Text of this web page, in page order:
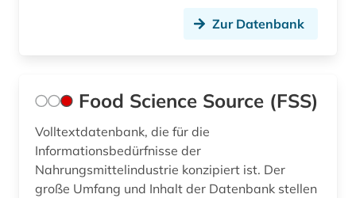
Zur Datenbank
Food Science Source (FSS)
Volltextdatenbank, die für die
Informationsbedürfnisse der
Nahrungsmittelindustrie konzipiert ist. Der
große Umfang und Inhalt der Datenbank stellen